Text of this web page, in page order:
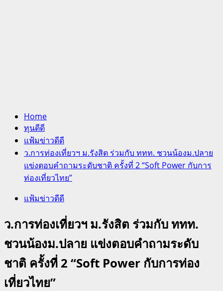
Home
ทุนดีดี
แฟ้มข่าวดีดี
ว.การท่องเที่ยวฯ ม.รังสิต ร่วมกับ ททท. ชวนน้องม.ปลาย
แข่งตอบคำถามระดับชาติ ครั้งที่ 2 “Soft Power กับการ
ท่องเที่ยวไทย”
แฟ้มข่าวดีดี
ว.การท่องเที่ยวฯ ม.รังสิต ร่วมกับ ททท.
ชวนน้องม.ปลาย แข่งตอบคำถามระดับ
ชาติ ครั้งที่ 2 “Soft Power กับการท่อง
เที่ยวไทย”